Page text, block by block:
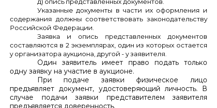
д) опись представленных документов.
Указанные документы в части их оформления и
содержания должны соответствовать законодательству
Российской Федерации.
Заявка и опись представленных документов
составляются в 2 экземплярах, один из которых остается
у организатора аукциона, другой - у заявителя.
Один заявитель имеет право подать только
одну заявку на участие в аукционе.
При подаче заявки физическое лицо
предъявляет документ, удостоверяющий личность. В
случае подачи заявки представителем заявителя